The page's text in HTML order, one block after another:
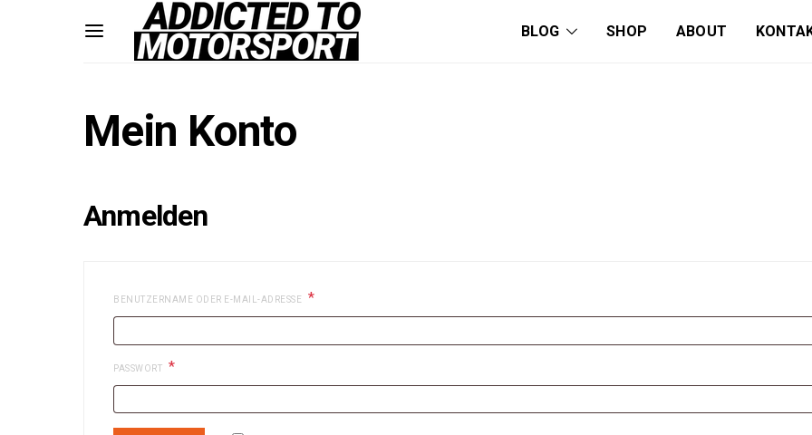
BLOG SHOP ABOUT
Mein Konto
Anmelden
BENUTZERNAME ODER E-MAIL-ADRESSE *ERFORDERLICH
PASSWORT *ERFORDERLICH